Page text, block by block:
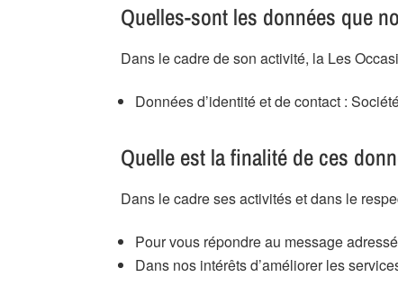
Quelles-sont les données que
Dans le cadre de son activité, la Les
Données d’identité et de contact :
Quelle est la finalité de ces
Dans le cadre ses activités et dans le
Pour vous répondre au message
Dans nos intérêts d’améliorer les